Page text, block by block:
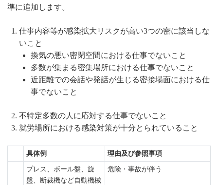
準に追加します。
仕事内容等が感染拡大リスクが高い3つの密に該当しな
いこと
換気の悪い密閉空間における仕事でないこと
多数が集まる密集場所における仕事でないこと
近距離での会話や発話が生じる密接場面における仕
事でないこと
不特定多数の人に応対する仕事でないこと
就労場所における感染対策が十分とられていること
具体例 理由及び参照事項
プレス、ボール盤、旋
盤、断裁機など自動機械
危険・事故が伴う